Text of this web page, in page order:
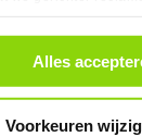
gegeven
website te
Alles
Voorkeuren
is een belangrijk
en richt zich